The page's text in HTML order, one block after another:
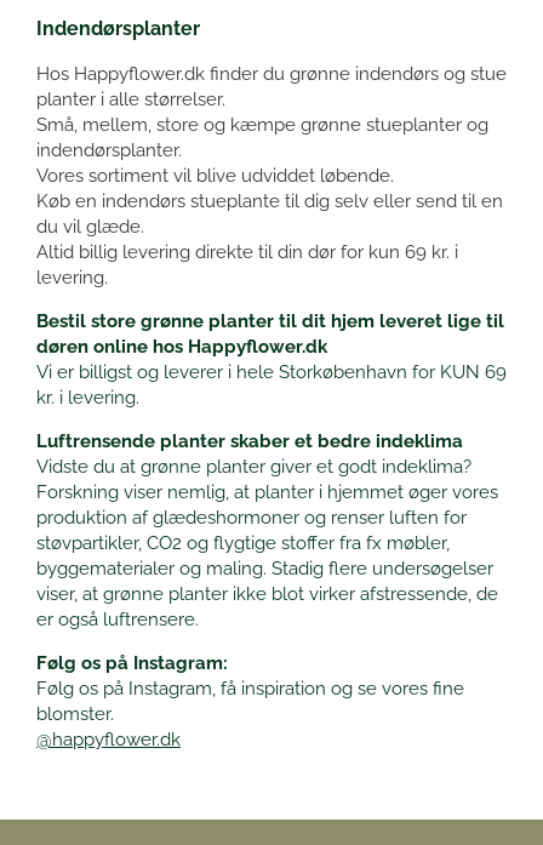
Indendørsplanter
Hos Happyflower.dk finder du grønne indendørs og stue
planter i alle størrelser.
Små, mellem, store og kæmpe grønne stueplanter og
indendørsplanter.
Vores sortiment vil blive udviddet løbende.
Køb en indendørs stueplante til dig selv eller send til en
du vil glæde.
Altid billig levering direkte til din dør for kun 69 kr. i
levering.
Bestil store grønne planter til dit hjem leveret lige til
døren online hos Happyflower.dk
Vi er billigst og leverer i hele Storkøbenhavn for KUN 69
kr. i levering.
Luftrensende planter skaber et bedre indeklima
Vidste du at grønne planter giver et godt indeklima?
Forskning viser nemlig, at planter i hjemmet øger vores
produktion af glædeshormoner og renser luften for
støvpartikler, CO2 og flygtige stoffer fra fx møbler,
byggematerialer og maling. Stadig flere undersøgelser
viser, at grønne planter ikke blot virker afstressende, de
er også luftrensere.
Følg os på Instagram:
Følg os på Instagram, få inspiration og se vores fine
blomster.
@happyflower.dk